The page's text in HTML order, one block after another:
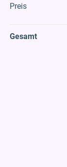
Preis
Gesamt